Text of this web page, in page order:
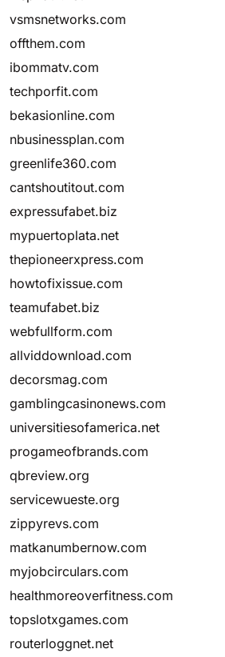
vsmsnetworks.com
offthem.com
ibommatv.com
techporfit.com
bekasionline.com
nbusinessplan.com
greenlife360.com
cantshoutitout.com
expressufabet.biz
mypuertoplata.net
thepioneerxpress.com
howtofixissue.com
teamufabet.biz
webfullform.com
allviddownload.com
decorsmag.com
gamblingcasinonews.com
universitiesofamerica.net
progameofbrands.com
qbreview.org
servicewueste.org
zippyrevs.com
matkanumbernow.com
myjobcirculars.com
healthmoreoverfitness.com
topslotxgames.com
routerloggnet.net